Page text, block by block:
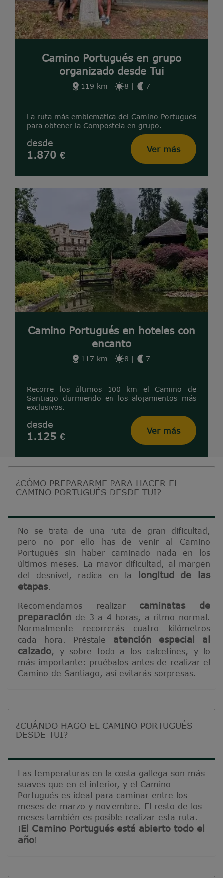
Camino Portugués en grupo
organizado desde Tui
119 km | 8 | 7
La ruta más emblemática del Camino Portugués
para obtener la Compostela en grupo.
desde
1.870 € Ver más
Camino Portugués en hoteles con
encanto
117 km | 8 | 7
Recorre los últimos 100 km el Camino de
Santiago durmiendo en los alojamientos más
exclusivos.
desde
1.125 € Ver más
¿CÓMO PREPARARME PARA HACER EL
CAMINO PORTUGUÉS DESDE TUI?
No se trata de una ruta de gran dificultad,
pero no por ello has de venir al Camino
Portugués sin haber caminado nada en los
últimos meses. La mayor dificultad, al margen
del desnivel, radica en la
longitud de las
etapas.
Recomendamos realizar
caminatas de
preparación de 3 a 4 horas, a ritmo normal.
Normalmente recorrerás cuatro kilómetros
cada hora. Préstale atención especial al
calzado, y sobre todo a los calcetines, y lo
más importante: pruébalos antes de realizar el
Camino de Santiago, así evitarás sorpresas.
¿CUÁNDO HAGO EL CAMINO PORTUGUÉS
DESDE TUI?
Las temperaturas en la costa gallega son más
suaves que en el interior, y el Camino
Portugués es ideal para caminar entre los
meses de marzo y noviembre. El resto de los
meses también es posible realizar esta ruta.
¡ El Camino Portugués está abierto todo el
año!